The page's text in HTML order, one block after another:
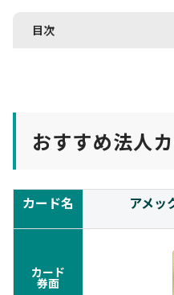
目次
おすすめ法人
カード名 アメッ
カード
券面